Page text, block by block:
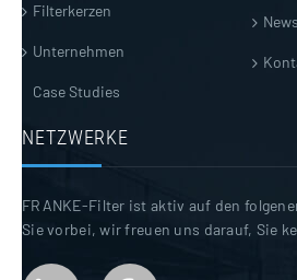
Filterkerzen
Unternehmen
Case Studies
News
NETZWERKE
FRANKE-Filter ist aktiv auf den
Sie vorbei, wir freuen uns darauf, Sie